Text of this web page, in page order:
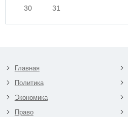
30
31
Главная
Политика
Экономика
Право